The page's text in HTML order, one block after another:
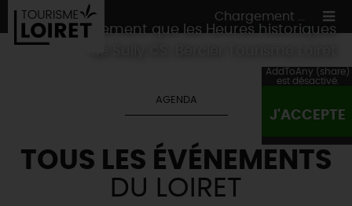
Chargement ...
VOS ENVIES
LES INCONTOURNABLES MADE IN LOIRET
HÉBERGEMENTS
HÉBERGEMENTS
CULTURE
Grand événement que les Heures historiques
AGENDA
TOUS LES ÉVÉNEMENTS
DU LOIRET
AddToAny (share)
est désactivé.
J'ACCEPTE